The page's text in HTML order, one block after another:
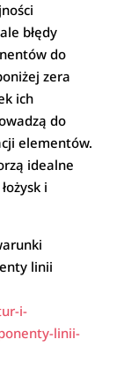
błędy
do
zera
ich
do
elementów.
idealne
i
linii
i-
linii-